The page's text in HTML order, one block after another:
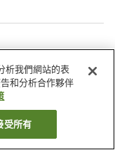
析我們網站的表
和分析合作夥伴
受所有